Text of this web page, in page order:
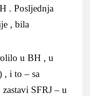
. Posljednja
, bila
u BH , u
, i to – sa
SFRJ – u